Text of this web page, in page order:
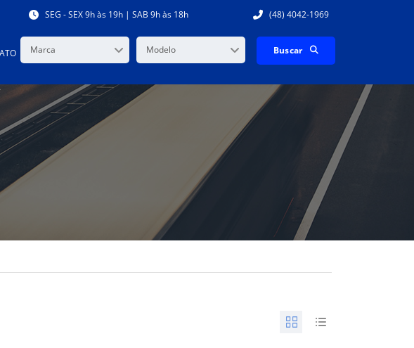
SEG - SEX 9h às 19h | SAB 9h às 18h (48) 4042-1969
Marca Modelo Buscar